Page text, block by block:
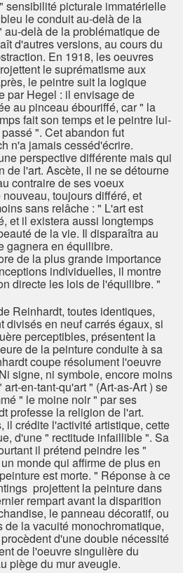
sensibilité picturale immatérielle
le conduit au-delà de la
au-delà de la problématique de
d'autres versions, au cours du
En 1918, les oeuvres
le suprématisme aux
le peintre suit la logique
par Hegel : il envisage de
au pinceau ébouriffé, car " la
fait son temps et le peintre lui-
". Cet abandon fut
n'a jamais cesséd'écrire.
perspective différente mais qui
de l'art. Ascète, il ne se détourne
contraire de ses voeux
toujours différé, et
sans relâche : " L'art est
et il existera aussi longtemps
de la vie. Il disparaîtra au
gagnera en équilibre.
de la plus grande importance
individuelles, il montre
directe les lois de l'équilibre. "
Reinhardt, toutes identiques,
divisés en neuf carrés égaux, si
perceptibles, présentent la
de la peinture conduite à sa
coupe résolument l'oeuvre
signe, ni symbole, encore moins
en-tant-qu'art " (Art-as-Art ) se
" le moine noir " par ses
professe la religion de l'art.
il crédite l'activité artistique, cette
d'une " rectitude infaillible ". Sa
il prétend peindre les "
monde qui affirme de plus en
est morte. " Réponse à ce
projettent la peinture dans
rempart avant la disparition
le panneau décoratif, ou
la vacuité monochromatique,
d'une double nécessité
de l'oeuvre singulière du
piège du mur aveugle.